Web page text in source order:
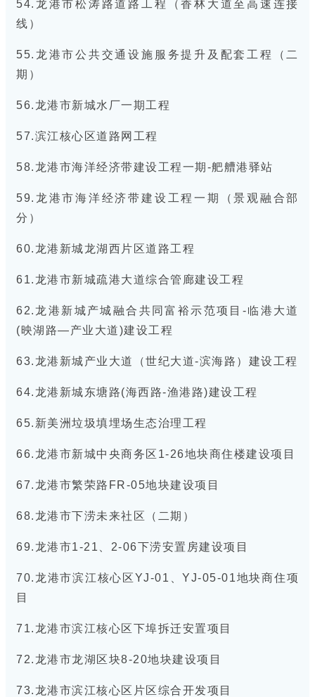
54.龙港市松涛路道路工程（香林大道至高速连接
线）
55.龙港市公共交通设施服务提升及配套工程（二
期）
56.龙港市新城水厂一期工程
57.滨江核心区道路网工程
58.龙港市海洋经济带建设工程一期-舥艚港驿站
59.龙港市海洋经济带建设工程一期（景观融合部
分）
60.龙港新城龙湖西片区道路工程
61.龙港市新城疏港大道综合管廊建设工程
62.龙港新城产城融合共同富裕示范项目-临港大道
(映湖路—产业大道)建设工程
63.龙港新城产业大道（世纪大道-滨海路）建设工程
64.龙港新城东塘路(海西路-渔港路)建设工程
65.新美洲垃圾填埋场生态治理工程
66.龙港市新城中央商务区1-26地块商住楼建设项目
67.龙港市繁荣路FR-05地块建设项目
68.龙港市下涝未来社区（二期）
69.龙港市1-21、2-06下涝安置房建设项目
70.龙港市滨江核心区YJ-01、YJ-05-01地块商住项
目
71.龙港市滨江核心区下埠拆迁安置项目
72.龙港市龙湖区块8-20地块建设项目
73.龙港市滨江核心区片区综合开发项目